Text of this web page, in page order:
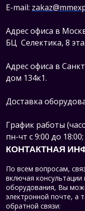
E-mail:
Адрес офиса в
БЦ Селектика, 8
Адрес офиса в
дом 134к1.
Доставка
График работы
пн-чт с 9:00 до
КОНТАКТНАЯ
По всем вопросам,
включая
оборудования, Вы
электронной почте, а
обратной связи: